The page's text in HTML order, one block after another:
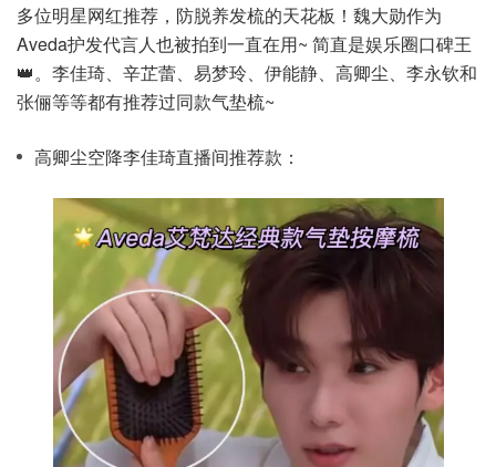
多位明星网红推荐，防脱养发梳的天花板！魏大勋作为
Aveda护发代言人也被拍到一直在用~ 简直是娱乐圈口碑王
👑。李佳琦、辛芷蕾、易梦玲、伊能静、高卿尘、李永钦和
张俪等等都有推荐过同款气垫梳~
高卿尘空降李佳琦直播间推荐款：